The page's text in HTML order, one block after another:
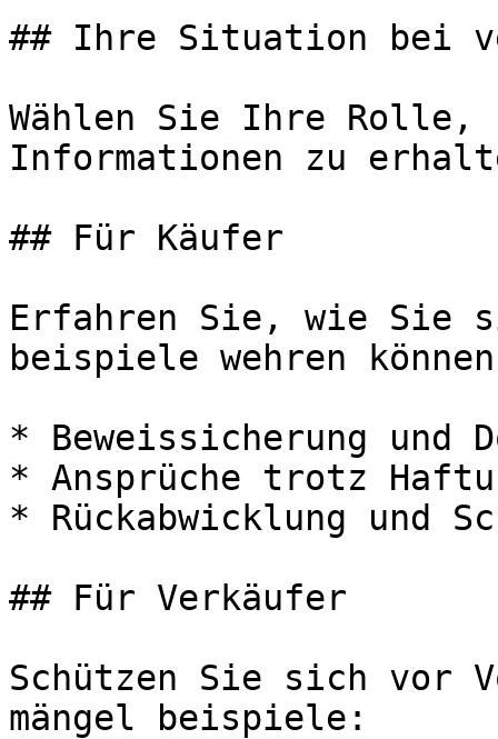
## Ihre Situation bei
Wählen Sie Ihre Rolle,
Informationen zu
## Für Käufer
Erfahren Sie, wie Sie
beispiele wehren
* Beweissicherung und
* Ansprüche trotz
* Rückabwicklung und
## Für Verkäufer
Schützen Sie sich vor
mängel beispiele: